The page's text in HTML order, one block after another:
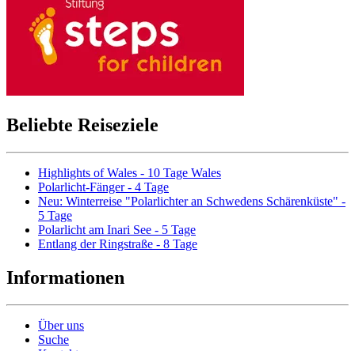
Beliebte Reiseziele
Highlights of Wales - 10 Tage Wales
Polarlicht-Fänger - 4 Tage
Neu: Winterreise "Polarlichter an Schwedens Schärenküste" -
5 Tage
Polarlicht am Inari See - 5 Tage
Entlang der Ringstraße - 8 Tage
Informationen
Über uns
Suche